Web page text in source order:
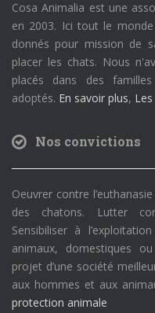
Cosa Animalia est une
en 2003. Ici tout le
donnés pour mission de
placer les chats. Nous
placés dans des
adoptés. En savoir plus,
Nos convictions
Oeuvrer contre
des chatons. Lutter
Sensibiliser à
animaux, domestiques
projet d’une société
aux hommes et aux
protection animale